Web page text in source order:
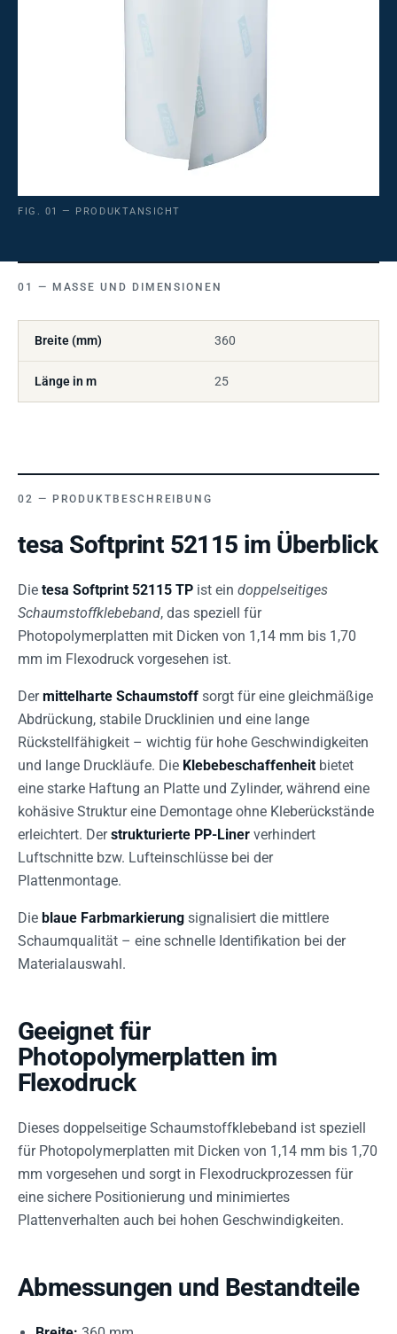
FIG. 01 — PRODUKTANSICHT
MASSE UND DIMENSIONEN
Breite (mm) 360
Länge in m 25
PRODUKTBESCHREIBUNG
tesa Softprint 52115 im Überblick
Die tesa Softprint 52115 TP ist ein doppelseitiges
Schaumstoffklebeband, das speziell für
Photopolymerplatten mit Dicken von 1,14 mm bis 1,70
mm im Flexodruck vorgesehen ist.
Dermittelharte Schaumstoff sorgt für eine gleichmäßige
Abdrückung, stabile Drucklinien und eine lange
Rückstellfähigkeit – wichtig für hohe Geschwindigkeiten
und lange Druckläufe. Die Klebebeschaffenheit bietet
eine starke Haftung an Platte und Zylinder, während eine
kohäsive Struktur eine Demontage ohne Kleberückstände
erleichtert. Derstrukturierte PP-Liner verhindert
Luftschnitte bzw. Lufteinschlüsse bei der
Plattenmontage.
Die blaue Farbmarkierung signalisiert die mittlere
Schaumqualität – eine schnelle Identifikation bei der
Materialauswahl.
Geeignet für
Photopolymerplatten im
Flexodruck
Dieses doppelseitige Schaumstoffklebeband ist speziell
für Photopolymerplatten mit Dicken von 1,14 mm bis 1,70
mm vorgesehen und sorgt in Flexodruckprozessen für
eine sichere Positionierung und minimiertes
Plattenverhalten auch bei hohen Geschwindigkeiten.
Abmessungen und Bestandteile